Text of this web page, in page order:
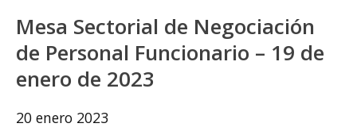
Mesa Sectorial de Negociación
de Personal Funcionario – 19 de
enero de 2023
20 enero 2023